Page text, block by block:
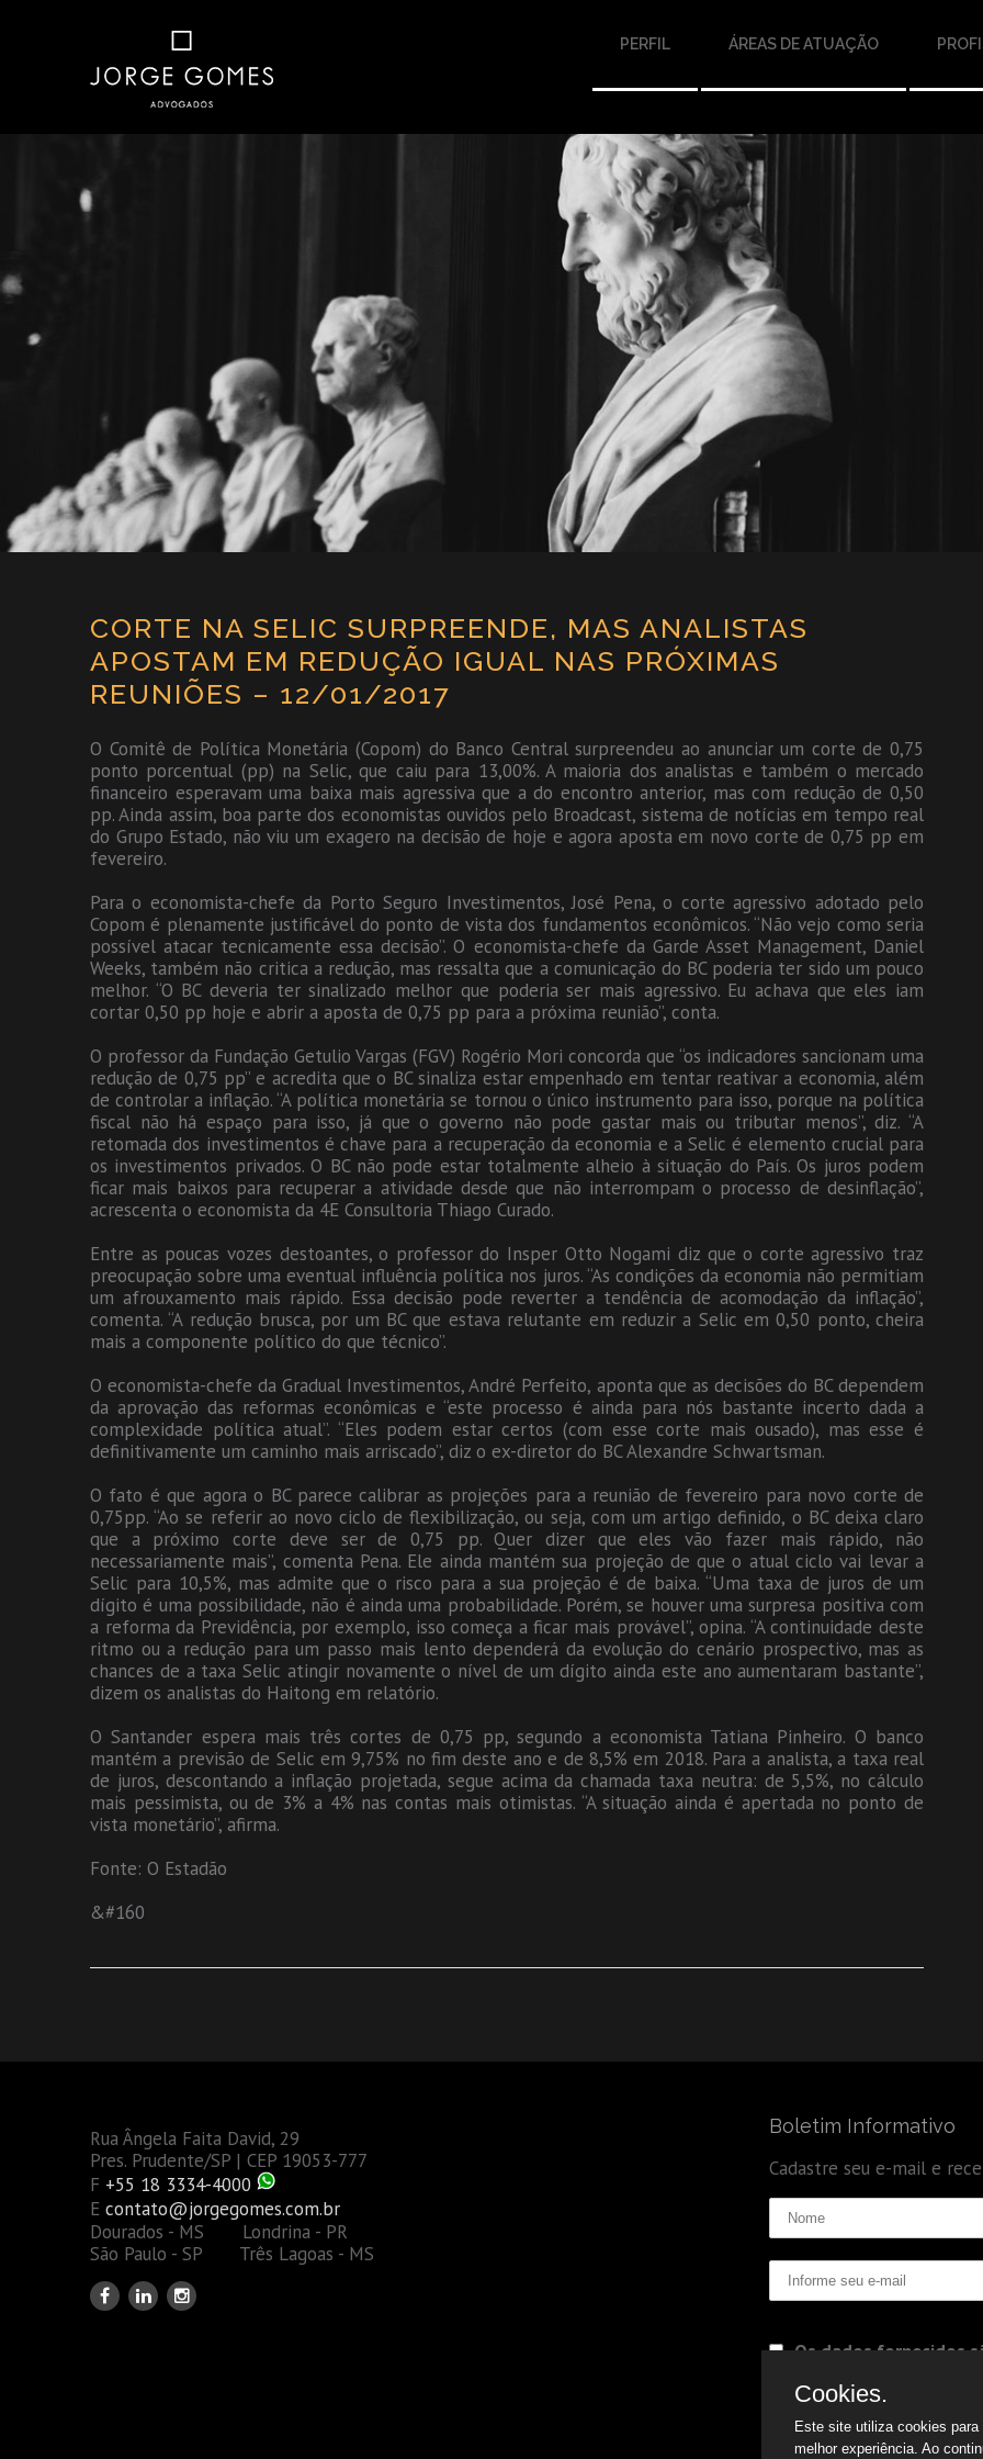
PERFIL ÁREAS DE ATUAÇÃO
CORTE NA SELIC SURPREENDE, MAS ANALISTAS
APOSTAM EM REDUÇÃO IGUAL NAS PRÓXIMAS
REUNIÕES – 12/01/2017
O Comitê de Política Monetária (Copom) do Banco Central surpreendeu ao anunciar um corte de 0,75
ponto porcentual (pp) na Selic, que caiu para 13,00%. A maioria dos analistas e também o mercado
financeiro esperavam uma baixa mais agressiva que a do encontro anterior, mas com redução de 0,50
pp. Ainda assim, boa parte dos economistas ouvidos pelo Broadcast, sistema de notícias em tempo real
do Grupo Estado, não viu um exagero na decisão de hoje e agora aposta em novo corte de 0,75 pp em
fevereiro.
Para o economista-chefe da Porto Seguro Investimentos, José Pena, o corte agressivo adotado pelo
Copom é plenamente justificável do ponto de vista dos fundamentos econômicos. “Não vejo como seria
possível atacar tecnicamente essa decisão”. O economista-chefe da Garde Asset Management, Daniel
Weeks, também não critica a redução, mas ressalta que a comunicação do BC poderia ter sido um pouco
melhor. “O BC deveria ter sinalizado melhor que poderia ser mais agressivo. Eu achava que eles iam
cortar 0,50 pp hoje e abrir a aposta de 0,75 pp para a próxima reunião”, conta.
O professor da Fundação Getulio Vargas (FGV) Rogério Mori concorda que “os indicadores sancionam uma
redução de 0,75 pp” e acredita que o BC sinaliza estar empenhado em tentar reativar a economia, além
de controlar a inflação. “A política monetária se tornou o único instrumento para isso, porque na política
fiscal não há espaço para isso, já que o governo não pode gastar mais ou tributar menos”, diz. “A
retomada dos investimentos é chave para a recuperação da economia e a Selic é elemento crucial para
os investimentos privados. O BC não pode estar totalmente alheio à situação do País. Os juros podem
ficar mais baixos para recuperar a atividade desde que não interrompam o processo de desinflação”,
acrescenta o economista da 4E Consultoria Thiago Curado.
Entre as poucas vozes destoantes, o professor do Insper Otto Nogami diz que o corte agressivo traz
preocupação sobre uma eventual influência política nos juros. “As condições da economia não permitiam
um afrouxamento mais rápido. Essa decisão pode reverter a tendência de acomodação da inflação”,
comenta. “A redução brusca, por um BC que estava relutante em reduzir a Selic em 0,50 ponto, cheira
mais a componente político do que técnico”.
O economista-chefe da Gradual Investimentos, André Perfeito, aponta que as decisões do BC dependem
da aprovação das reformas econômicas e “este processo é ainda para nós bastante incerto dada a
complexidade política atual”. “Eles podem estar certos (com esse corte mais ousado), mas esse é
definitivamente um caminho mais arriscado”, diz o ex-diretor do BC Alexandre Schwartsman.
O fato é que agora o BC parece calibrar as projeções para a reunião de fevereiro para novo corte de
0,75pp. “Ao se referir ao novo ciclo de flexibilização, ou seja, com um artigo definido, o BC deixa claro
que a próximo corte deve ser de 0,75 pp. Quer dizer que eles vão fazer mais rápido, não
necessariamente mais”, comenta Pena. Ele ainda mantém sua projeção de que o atual ciclo vai levar a
Selic para 10,5%, mas admite que o risco para a sua projeção é de baixa. “Uma taxa de juros de um
dígito é uma possibilidade, não é ainda uma probabilidade. Porém, se houver uma surpresa positiva com
a reforma da Previdência, por exemplo, isso começa a ficar mais provável”, opina. “A continuidade deste
ritmo ou a redução para um passo mais lento dependerá da evolução do cenário prospectivo, mas as
chances de a taxa Selic atingir novamente o nível de um dígito ainda este ano aumentaram bastante”,
dizem os analistas do Haitong em relatório.
O Santander espera mais três cortes de 0,75 pp, segundo a economista Tatiana Pinheiro. O banco
mantém a previsão de Selic em 9,75% no fim deste ano e de 8,5% em 2018. Para a analista, a taxa real
de juros, descontando a inflação projetada, segue acima da chamada taxa neutra: de 5,5%, no cálculo
mais pessimista, ou de 3% a 4% nas contas mais otimistas. “A situação ainda é apertada no ponto de
vista monetário”, afirma.
Fonte: O Estadão
&#160
Rua Ângela Faita David, 29
Pres. Prudente/SP | CEP 19053-777
F +55 18 3334-4000
E contato@jorgegomes.com.br
Dourados - MS Londrina - PR
São Paulo - SP Três Lagoas - MS
Boletim Informativo
Cadastre seu e-mail e
Os dados fornecidos
Cookies.
Este site utiliza cookies para
melhor experiência. Ao